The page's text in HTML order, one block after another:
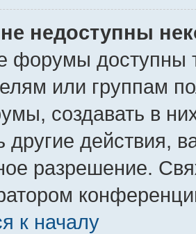
недоступны
форумы доступны
или группам
создавать в
другие действия,
разрешение.
к началу